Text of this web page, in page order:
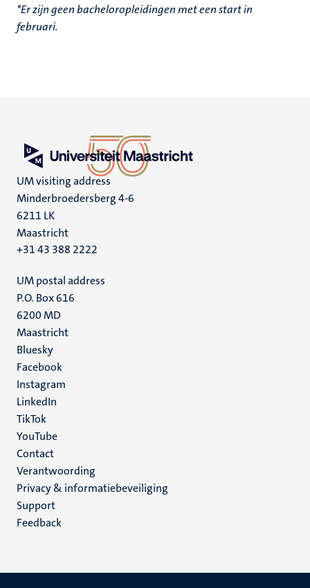
*Er zijn geen bacheloropleidingen met een start in
februari.
UM visiting address
Minderbroedersberg 4-6
6211 LK
Maastricht
+31 43 388 2222
UM postal address
P.O. Box 616
6200 MD
Maastricht
Social
media
Bluesky
Facebook
Instagram
LinkedIn
TikTok
YouTube
Menu
footer
(NL)
Contact
Verantwoording
Privacy & informatiebeveiliging
Support
Feedback